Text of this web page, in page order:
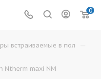
0
встраиваемые в пол —
Ntherm maxi NM